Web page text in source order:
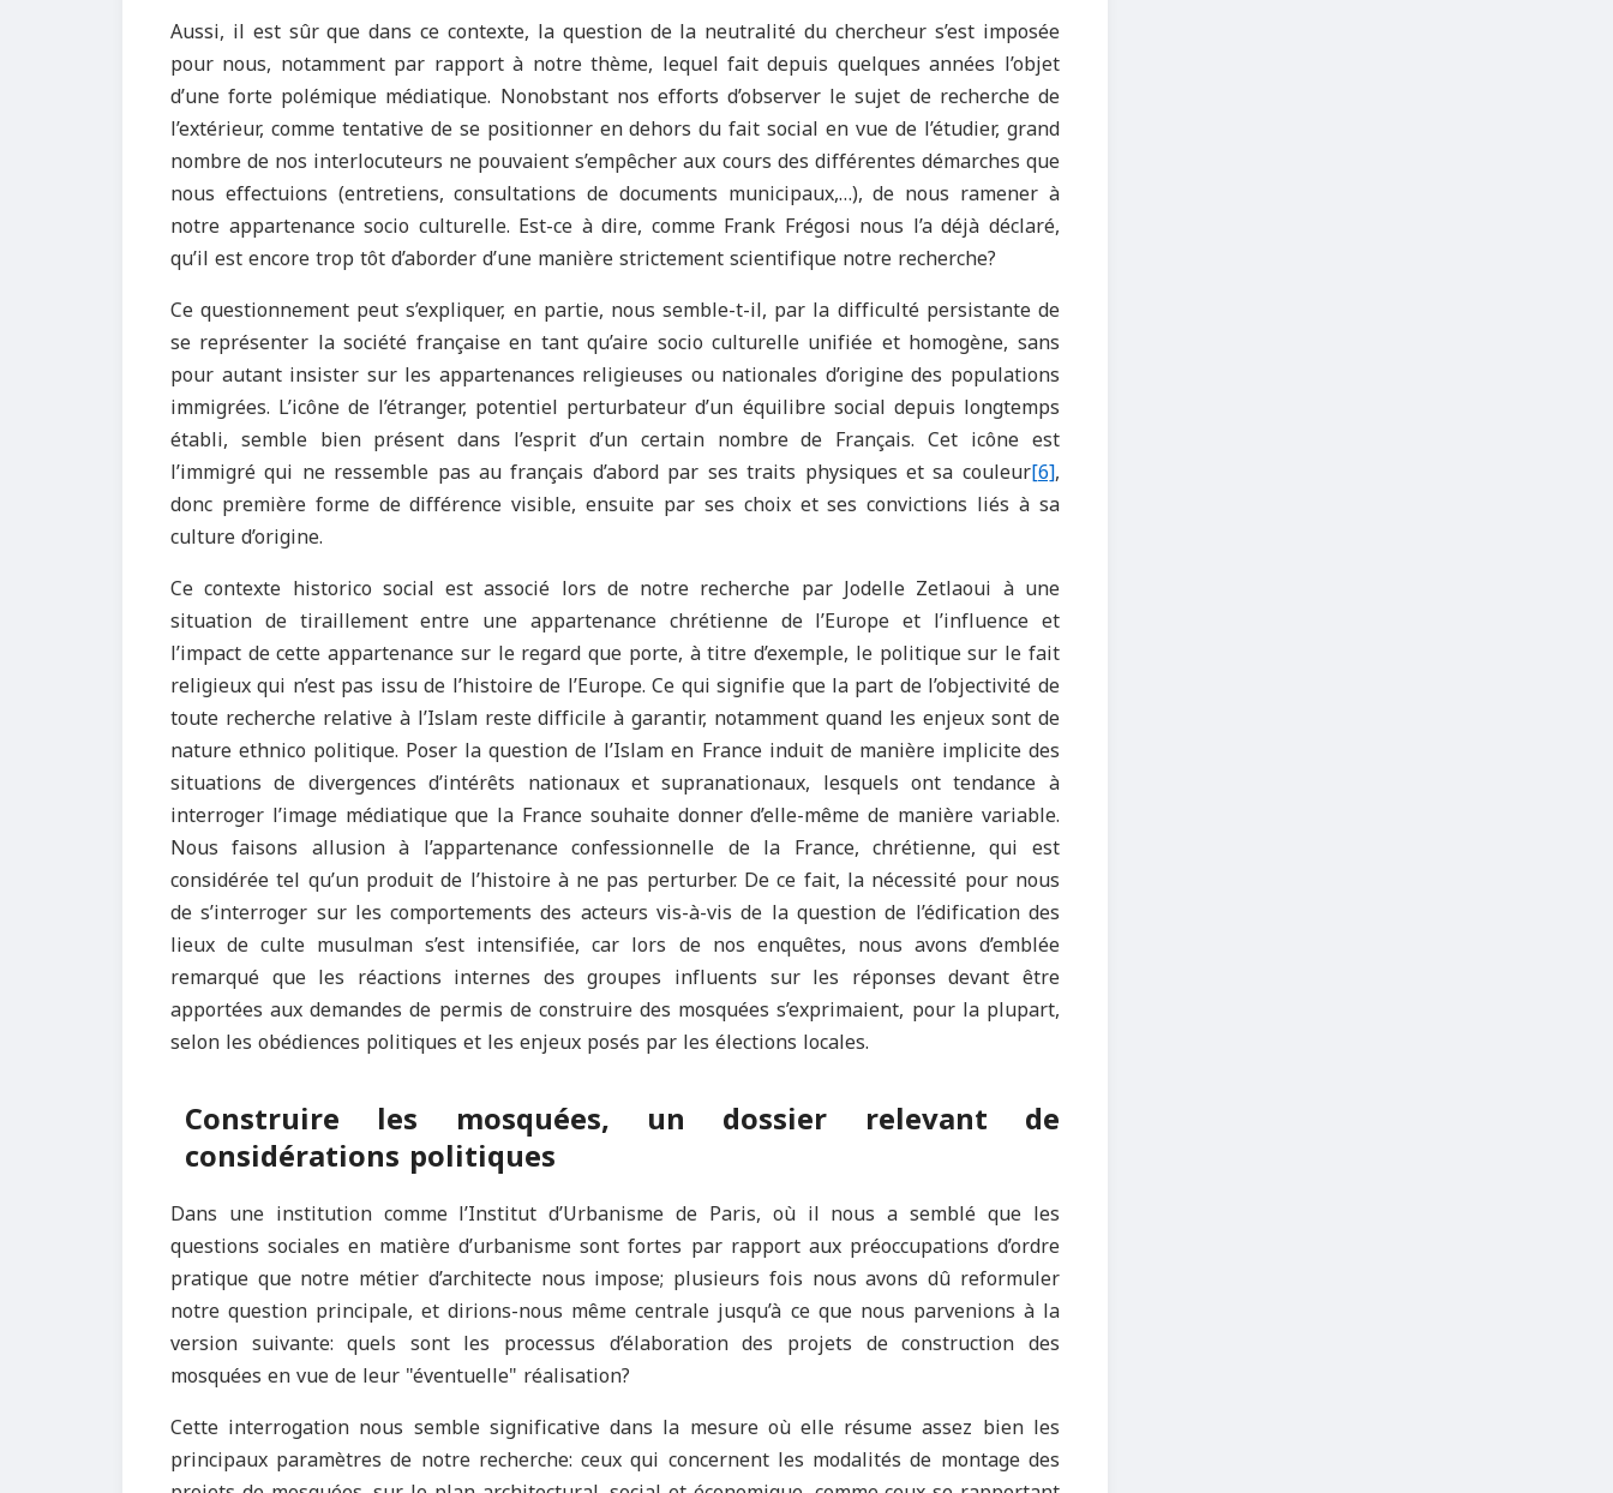
Aussi, il est sûr que dans ce contexte, la question de la neutralité du chercheur s’est imposée
pour nous, notamment par rapport à notre thème, lequel fait depuis quelques années l’objet
d’une forte polémique médiatique. Nonobstant nos efforts d’observer le sujet de recherche de
l’extérieur, comme tentative de se positionner en dehors du fait social en vue de l’étudier, grand
nombre de nos interlocuteurs ne pouvaient s’empêcher aux cours des différentes démarches que
nous effectuions (entretiens, consultations de documents municipaux,…), de nous ramener à
notre appartenance socio culturelle. Est-ce à dire, comme Frank Frégosi nous l’a déjà déclaré,
qu’il est encore trop tôt d’aborder d’une manière strictement scientifique notre recherche?
Ce questionnement peut s’expliquer, en partie, nous semble-t-il, par la difficulté persistante de
se représenter la société française en tant qu’aire socio culturelle unifiée et homogène, sans
pour autant insister sur les appartenances religieuses ou nationales d’origine des populations
immigrées. L’icône de l’étranger, potentiel perturbateur d’un équilibre social depuis longtemps
établi, semble bien présent dans l’esprit d’un certain nombre de Français. Cet icône est
l’immigré qui ne ressemble pas au français d’abord par ses traits physiques et sa couleur[6],
donc première forme de différence visible, ensuite par ses choix et ses convictions liés à sa
culture d’origine.
Ce contexte historico social est associé lors de notre recherche par Jodelle Zetlaoui à une
situation de tiraillement entre une appartenance chrétienne de l’Europe et l’influence et
l’impact de cette appartenance sur le regard que porte, à titre d’exemple, le politique sur le fait
religieux qui n’est pas issu de l’histoire de l’Europe. Ce qui signifie que la part de l’objectivité de
toute recherche relative à l’Islam reste difficile à garantir, notamment quand les enjeux sont de
nature ethnico politique. Poser la question de l’Islam en France induit de manière implicite des
situations de divergences d’intérêts nationaux et supranationaux, lesquels ont tendance à
interroger l’image médiatique que la France souhaite donner d’elle-même de manière variable.
Nous faisons allusion à l’appartenance confessionnelle de la France, chrétienne, qui est
considérée tel qu’un produit de l’histoire à ne pas perturber. De ce fait, la nécessité pour nous
de s’interroger sur les comportements des acteurs vis-à-vis de la question de l’édification des
lieux de culte musulman s’est intensifiée, car lors de nos enquêtes, nous avons d’emblée
remarqué que les réactions internes des groupes influents sur les réponses devant être
apportées aux demandes de permis de construire des mosquées s’exprimaient, pour la plupart,
selon les obédiences politiques et les enjeux posés par les élections locales.
Construire les mosquées, un dossier relevant de
considérations politiques
Dans une institution comme l’Institut d’Urbanisme de Paris, où il nous a semblé que les
questions sociales en matière d’urbanisme sont fortes par rapport aux préoccupations d’ordre
pratique que notre métier d’architecte nous impose; plusieurs fois nous avons dû reformuler
notre question principale, et dirions-nous même centrale jusqu’à ce que nous parvenions à la
version suivante: quels sont les processus d’élaboration des projets de construction des
mosquées en vue de leur "éventuelle" réalisation?
Cette interrogation nous semble significative dans la mesure où elle résume assez bien les
principaux paramètres de notre recherche: ceux qui concernent les modalités de montage des